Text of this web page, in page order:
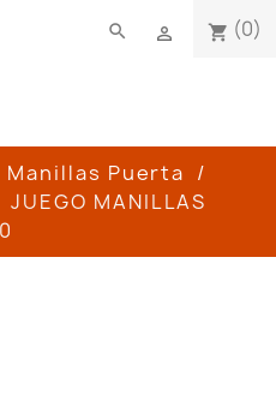
shopping_cart (0)

search
Manillas Puerta
JUEGO MANILLAS